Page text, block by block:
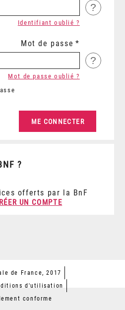
?
Identifiant oublié ?
Mot de passe
?
Mot de passe oublié ?
?
offerts par la BnF
UN COMPTE
de France, 2017
d'utilisation
conforme